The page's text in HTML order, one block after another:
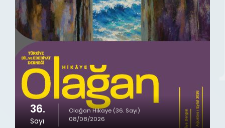
36.
Sayı
Olağan Hikaye (36. Sayı)
08/08/2026